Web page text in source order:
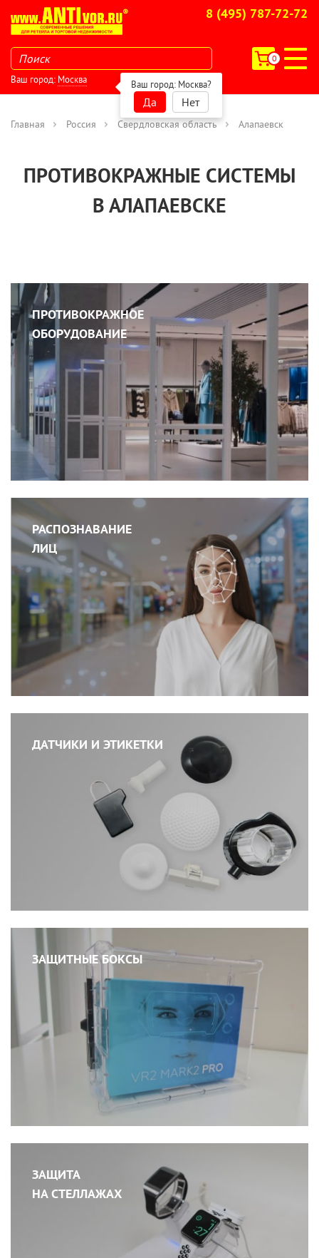
8 (495) 787-72-72
0
Ваш город: Москва Ваш город: Москва?
Да Нет
Главная Россия Свердловская область Алапаевск
ПРОТИВОКРАЖНЫЕ СИСТЕМЫ
В АЛАПАЕВСКЕ
ПРОТИВОКРАЖНОЕ
ОБОРУДОВАНИЕ
РАСПОЗНАВАНИЕ
ЛИЦ
ДАТЧИКИ И ЭТИКЕТКИ
ЗАЩИТНЫЕ БОКСЫ
ЗАЩИТА
НА СТЕЛЛАЖАХ